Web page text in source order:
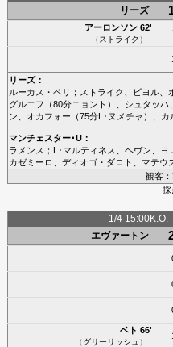
リーズ
アーロンソン62'
（ストライク ）
リーズ：
ルーカス・ペリ
； ストライク ビヨル、
グルエフ （80分ニョント ）、 シュタッハ、
ン
オカフォー （75分L･ヌメチャ ）、 カ
マンチェスター･U：
ラメンス ； L･マルティネス ヘヴン ヨ
カゼミーロ
ディオゴ・ダロト マテウ
観客
採
1/4 15:00K.O.
エヴァートン
ベト 66'
（グリーリッシュ ）